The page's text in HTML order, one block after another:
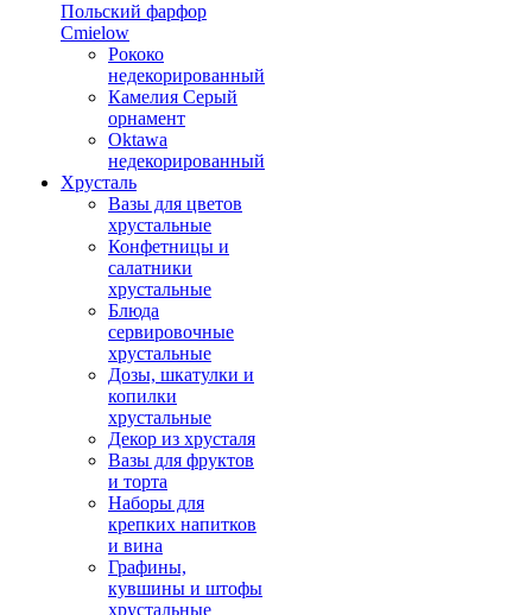
Польский фарфор
Сmielow
Рококо
недекорированный
Камелия Серый
орнамент
Oktawa
недекорированный
Хрусталь
Вазы для цветов
хрустальные
Конфетницы и
салатники
хрустальные
Блюда
сервировочные
хрустальные
Дозы, шкатулки и
копилки
хрустальные
Декор из хрусталя
Вазы для фруктов
и торта
Наборы для
крепких напитков
и вина
Графины,
кувшины и штофы
хрустальные